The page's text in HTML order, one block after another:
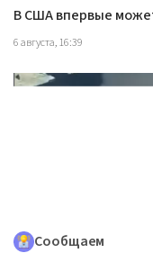
В США впервые
6 августа, 16:39
Сообщаем